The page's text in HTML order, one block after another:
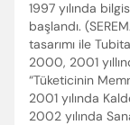
1997 yılında
başlandı.
tasarımı ile
2000, 2001
“Tüketicinin
2001 yılında
2002 yılında